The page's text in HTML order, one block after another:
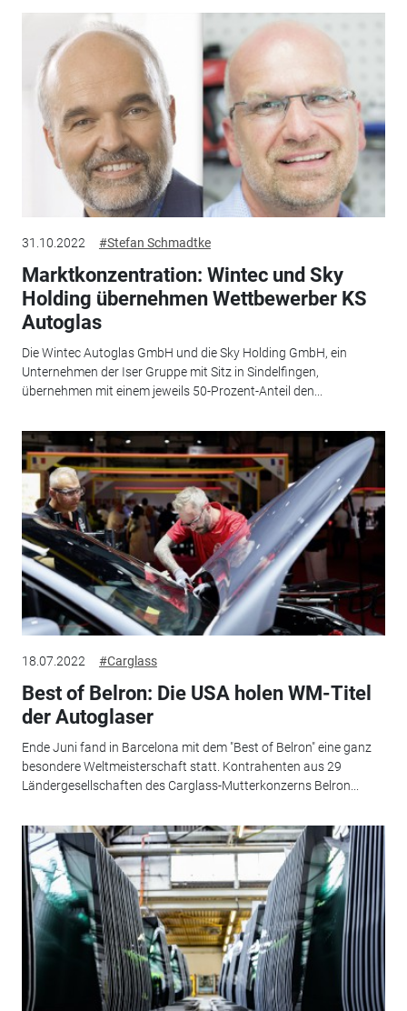
31.10.2022 #Stefan Schmadtke
Marktkonzentration: Wintec und Sky
Holding übernehmen Wettbewerber KS
Autoglas
Die Wintec Autoglas GmbH und die Sky Holding GmbH, ein
Unternehmen der Iser Gruppe mit Sitz in Sindelfingen,
übernehmen mit einem jeweils 50-Prozent-Anteil den...
18.07.2022 #Carglass
Best of Belron: Die USA holen WM-Titel
der Autoglaser
Ende Juni fand in Barcelona mit dem "Best of Belron" eine ganz
besondere Weltmeisterschaft statt. Kontrahenten aus 29
Ländergesellschaften des Carglass-Mutterkonzerns Belron...